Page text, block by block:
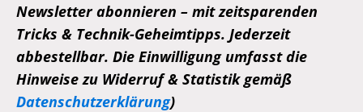
Newsletter abonnieren – mit zeitsparenden
Tricks & Technik-Geheimtipps. Jederzeit
abbestellbar. Die Einwilligung umfasst die
Hinweise zu Widerruf & Statistik gemäß
Datenschutzerklärung)